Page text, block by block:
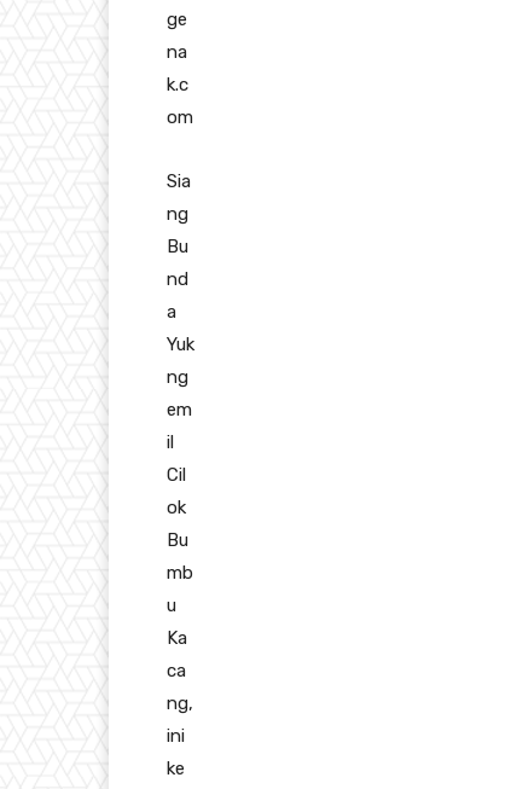
ge
na
k.c
om
Sia
ng
Bu
nd
a
Yuk
ng
em
il
Cil
ok
Bu
mb
u
Ka
ca
ng,
ini
ke